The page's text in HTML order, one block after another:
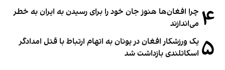
۴ چرا افغان‌ها هنوز جان خود را برای رسیدن به ایران به خطر
می‌اندازند
۵ یک ورزشکار افغان در یونان به اتهام ارتباط با قتل امدادگر
اسکاتلندی بازداشت شد